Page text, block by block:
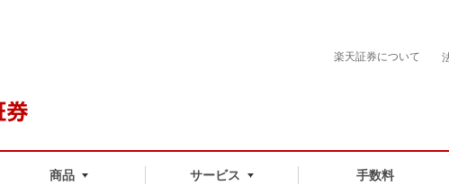
商品 サービス 手数料
楽天証券について